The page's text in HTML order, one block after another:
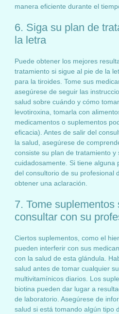
manera eficiente durante el
6. Siga su plan de
la letra
Puede obtener los mejores
tratamiento si sigue al pie de la
para la tiroides. Tome sus
asegúrese de seguir las
salud sobre cuándo y cómo
levotiroxina, tomarla con
medicamentos o suplementos
eficacia). Antes de salir del
la salud, asegúrese de
consiste su plan de tratamiento y
cuidadosamente. Si tiene alguna
del consultorio de su profesional
obtener una aclaración.
7. Tome
consultar con su
Ciertos suplementos, como el
pueden interferir con sus
con la salud de esta glándula.
salud antes de tomar cualquier
multivitamínicos diarios. Los
biotina pueden dar lugar a
de laboratorio. Asegúrese de
salud si está tomando algún tipo